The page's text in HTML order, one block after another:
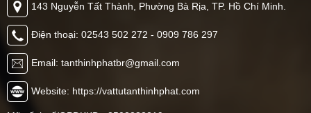
143 Nguyễn Tất Thành, Phường Bà Rịa, TP. Hồ Chí Minh.
Điện thoại: 02543 502 272 - 0909 786 297
Email: tanthinhphatbr@gmail.com
Website: https://vattutanthinhphat.com